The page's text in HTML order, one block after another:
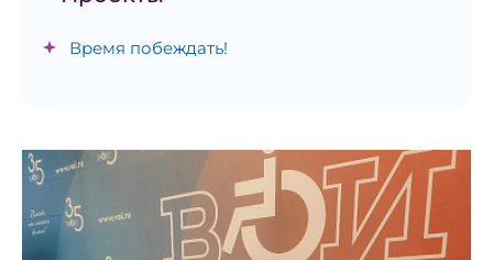
Время побеждать!